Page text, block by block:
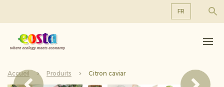
FR
NL
À propos de nous
Produits
Durabilité
Accueil Produits Citron caviar